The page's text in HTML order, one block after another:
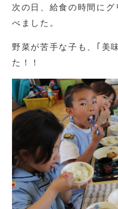
次の日、給食の時間に
べました。
野菜が苦手な子も、｢美
た！！